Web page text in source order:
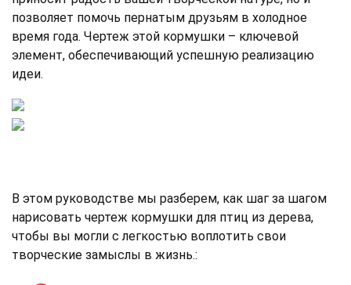
позволяет помочь пернатым друзьям в холодное
время года. Чертеж этой кормушки – ключевой
элемент, обеспечивающий успешную реализацию
идеи.
В этом руководстве мы разберем, как шаг за шагом
нарисовать чертеж кормушки для птиц из дерева,
чтобы вы могли с легкостью воплотить свои
творческие замыслы в жизнь.: